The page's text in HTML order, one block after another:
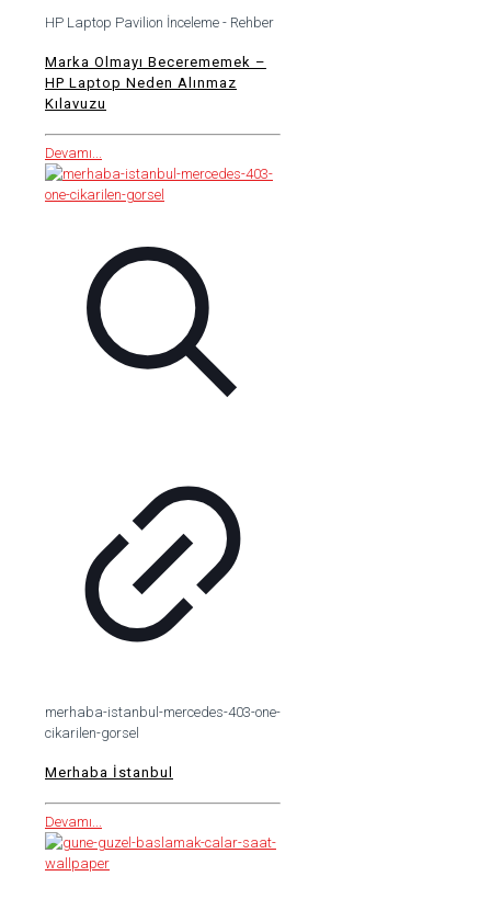
HP Laptop Pavilion İnceleme - Rehber
Marka Olmayı Becerememek –
HP Laptop Neden Alınmaz
Kılavuzu
Devamı...
merhaba-istanbul-mercedes-403-one-
cikarilen-gorsel
Merhaba İstanbul
Devamı...